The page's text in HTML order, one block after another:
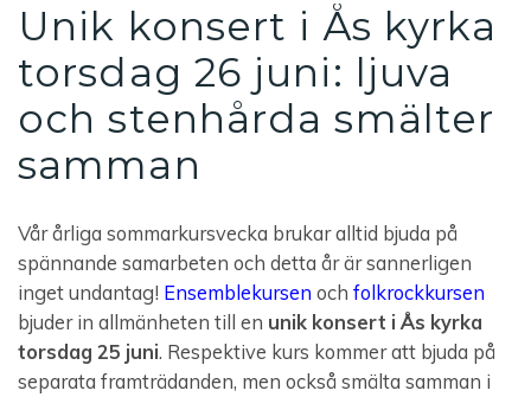
Unik konsert i Ås kyrka
torsdag 26 juni: ljuva
och stenhårda smälter
samman
Vår årliga sommarkursvecka brukar alltid bjuda på
spännande samarbeten och detta år är sannerligen
inget undantag! Ensemblekursen och folkrockkursen
bjuder in allmänheten till en unik konsert i Ås kyrka
torsdag 25 juni. Respektive kurs kommer att bjuda på
separata framträdanden, men också smälta samman i